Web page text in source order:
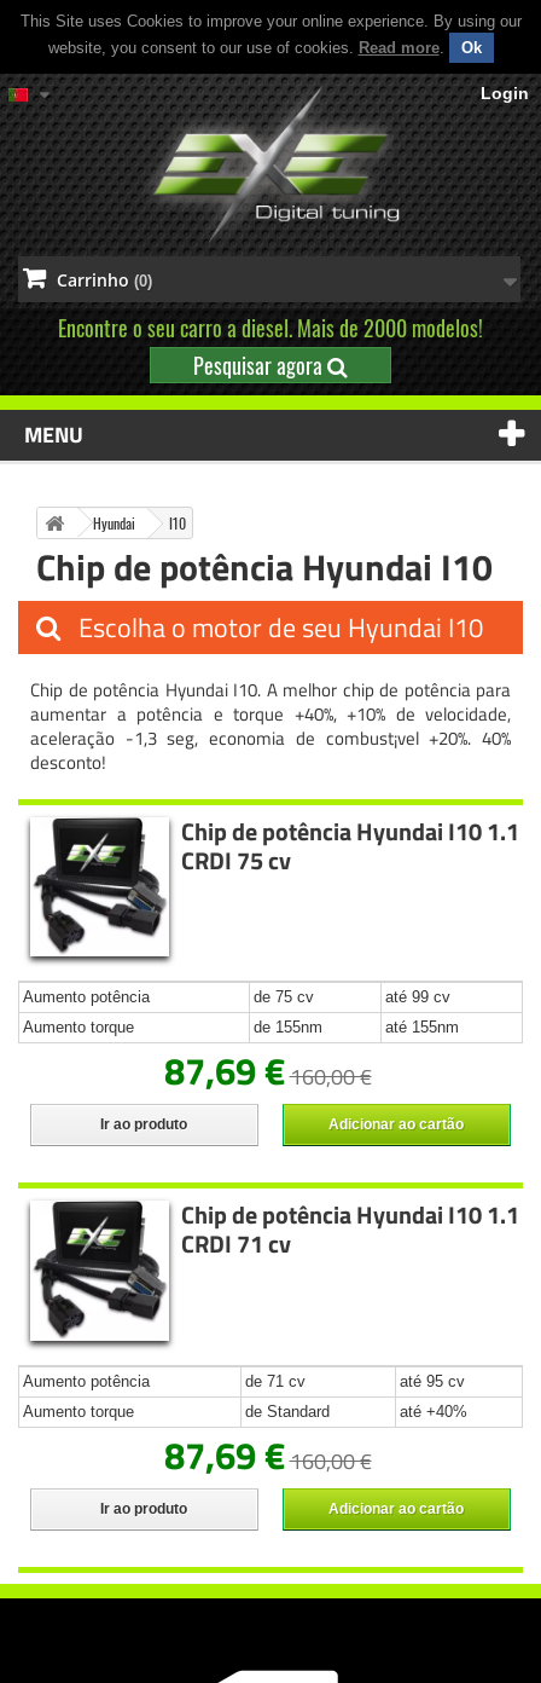
This Site uses Cookies to improve your online experience. By using our
website, you consent to our use of cookies. Read more. Ok
Login
Carrinho (0)
Encontre o seu carro a diesel. Mais de 2000 modelos!
Pesquisar agora
MENU
Hyundai I10
Chip de potência Hyundai I10
Escolha o motor de seu Hyundai I10
Chip de potência Hyundai I10. A melhor chip de potência para
aumentar a potência e torque +40%, +10% de velocidade,
aceleração -1,3 seg, economia de combust¡vel +20%. 40%
desconto!
Chip de potência Hyundai I10 1.1
CRDI 75 cv
Aumento potência de 75 cv
até 99 cv
Aumento torque
de 155nm até 155nm
87,69 €160,00 €
Ir ao produto Adicionar ao cartão
Chip de potência Hyundai I10 1.1
CRDI 71 cv
Aumento potência de 71 cv
até 95 cv
Aumento torque
de Standard até +40%
87,69 €160,00 €
Ir ao produto Adicionar ao cartão